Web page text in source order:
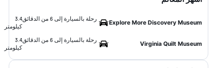
Explore More Discovery Museum
رحلة بالسيارة إلى 6 من الدقائق
3.4
كيلومتر
Virginia Quilt Museum
رحلة بالسيارة إلى 6 من الدقائق
3.4
كيلومتر